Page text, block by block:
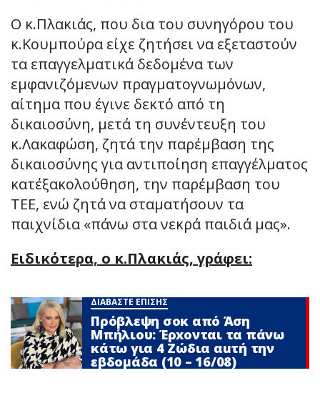
Ο κ.Πλακιάς, που δια του συνηγόρου του
κ.Κουμπούρα είχε ζητήσει να εξεταστούν
τα επαγγελματικά δεδομένα των
εμφανιζόμενων πραγματογνωμόνων,
αίτημα που έγινε δεκτό από τη
δικαιοσύνη, μετά τη συνέντευξη του
κ.Λακαφώση, ζητά την παρέμβαση της
δικαιοσύνης για αντιποίηση επαγγέλματος
κατ΄εξακολούθηση, την παρέμβαση του
ΤΕΕ, ενώ ζητά να σταματήσουν τα
παιχνίδια «πάνω στα νεκρά παιδιά μας».
Ειδικότερα, ο κ.Πλακιάς, γράφει:
ΔΙΑΒΑΣΤΕ ΕΠΙΣΗΣ
Πρόβλεψη σoκ από Άση
Μπήλιου: Έρxονται τα πάνω
κάτω για 4 Zώδια αuτή την
εβδομάδα (10 – 16/08)